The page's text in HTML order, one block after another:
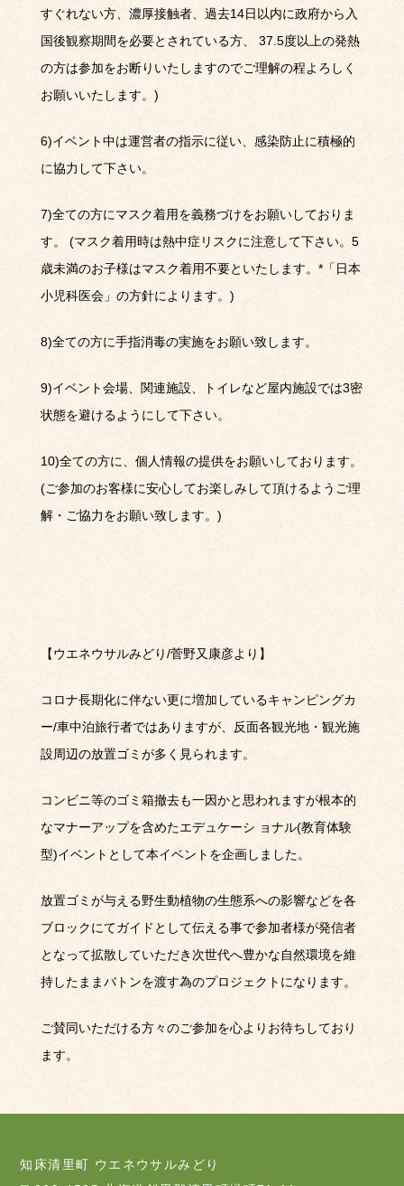
すぐれない方、濃厚接触者、過去14日以内に政府から入
国後観察期間を必要とされている方、
37.5度以上の発熱
の方は参加をお断りいたしますのでご理解の程よろしく
お願いいたします。 )
6)イベント中は運営者の指示に従い、感染防止に積極的
に協力して下さい。
7)全ての方にマスク着用を義務づけをお願いしておりま
す。
(マスク着用時は熱中症リスクに注意して下さい。 5
歳未満のお子様はマスク着用不要といたします。 *「日本
小児科医会」の方針によります。 )
8)全ての方に手指消毒の実施をお願い致します。
9)イベント会場、関連施設、トイレなど屋内施設では3密
状態を避けるようにして下さい。
10)全ての方に、個人情報の提供をお願いしております。
(ご参加のお客様に安心してお楽しみして頂けるようご理
解・ご協力をお願い致します。 )
【ウエネウサルみどり/菅野又康彦より】
コロナ⻑期化に伴ない更に増加しているキャンピングカ
ー/⾞中泊旅⾏者ではありますが、反⾯各観光地・観光施
設周辺の放置ゴミが多く⾒られます。
コンビニ等のゴミ箱撤去も⼀因かと思われますが根本的
なマナーアップを含めたエデュケーシ ョナル(教育体験
型)イベントとして本イベントを企画しました。
放置ゴミが与える野⽣動植物の⽣態系への影響などを各
ブロックにてガイドとして伝える事で参加者様が発信者
となって拡散していただき次世代へ豊かな⾃然環境を維
持したままバトンを渡す為のプロジェクトになります。
ご賛同いただける方々のご参加を心よりお待ちしており
ます。
知床清里町 ウエネウサルみどり